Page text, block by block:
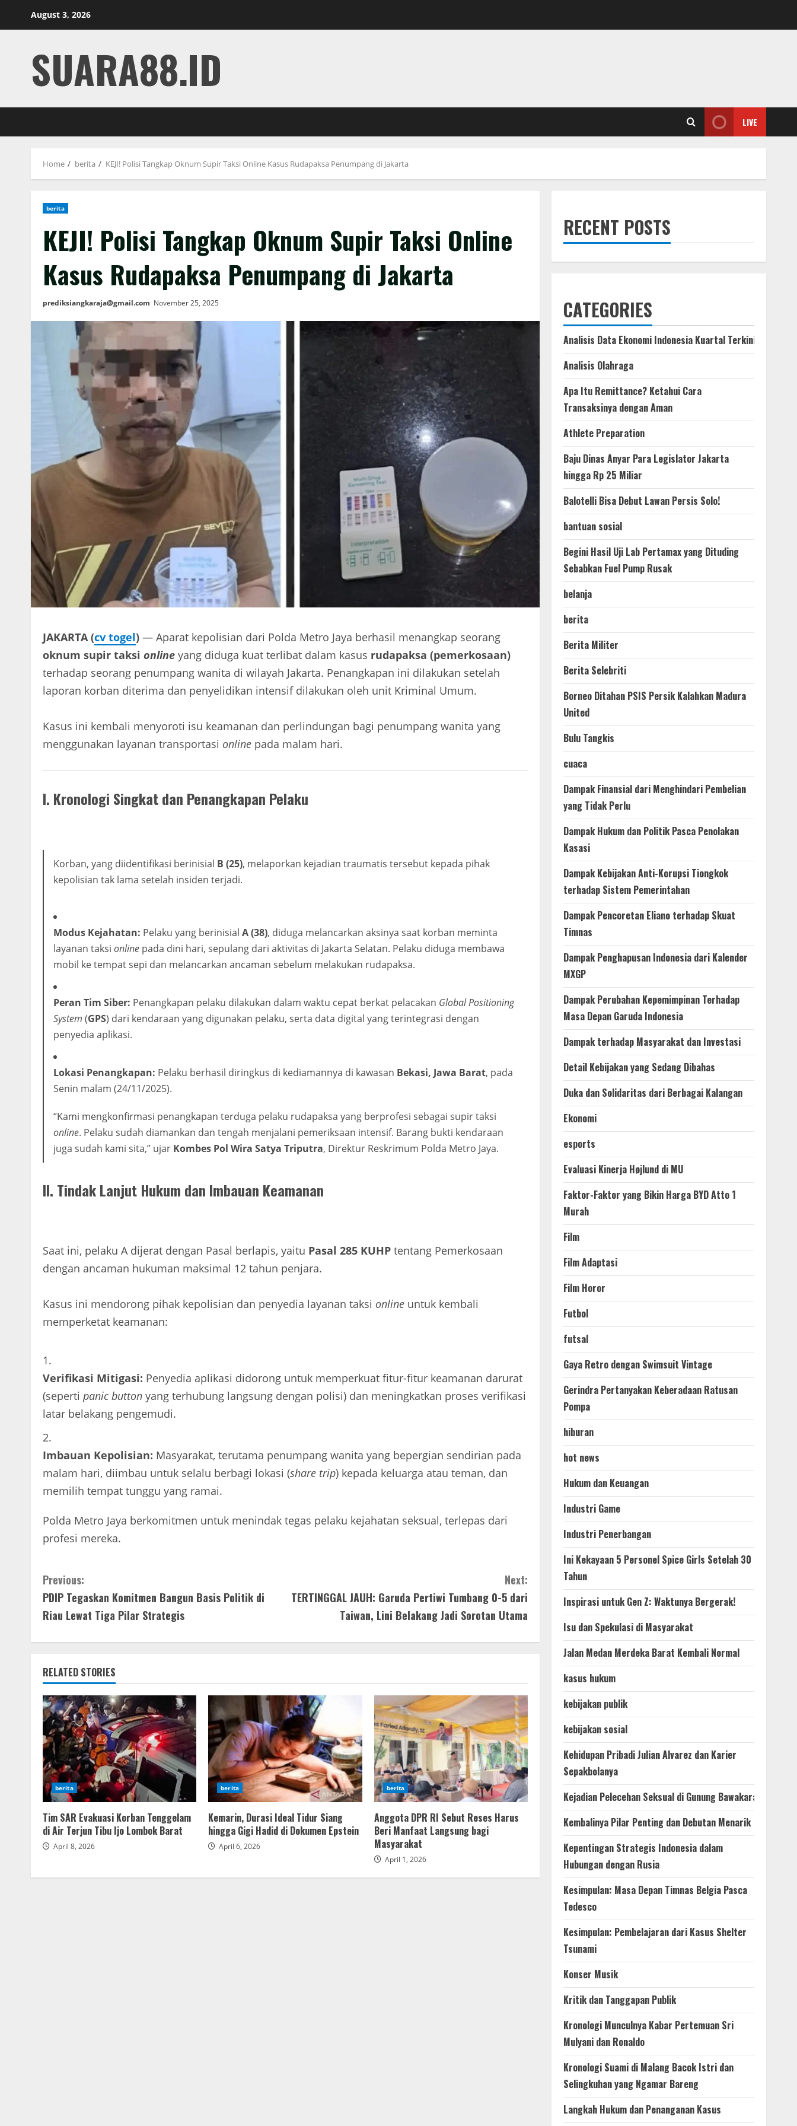
August 3, 2026
SUARA88.ID
LIVE
Home berita KEJI! Polisi Tangkap Oknum Supir Taksi Online Kasus Rudapaksa Penumpang di Jakarta
berita
KEJI! Polisi Tangkap Oknum Supir Taksi Online
Kasus Rudapaksa Penumpang di Jakarta
prediksiangkaraja@gmail.com November 25, 2025
JAKARTA (cv togel) — Aparat kepolisian dari Polda Metro Jaya berhasil menangkap seorang
oknum supir taksi online yang diduga kuat terlibat dalam kasus rudapaksa (pemerkosaan)
terhadap seorang penumpang wanita di wilayah Jakarta. Penangkapan ini dilakukan setelah
laporan korban diterima dan penyelidikan intensif dilakukan oleh unit Kriminal Umum.
Kasus ini kembali menyoroti isu keamanan dan perlindungan bagi penumpang wanita yang
menggunakan layanan transportasi online pada malam hari.
I. Kronologi Singkat dan Penangkapan Pelaku
Korban, yang diidentifikasi berinisial B (25), melaporkan kejadian traumatis tersebut kepada pihak
kepolisian tak lama setelah insiden terjadi.
Modus Kejahatan: Pelaku yang berinisialA (38), diduga melancarkan aksinya saat korban meminta
layanan taksionline pada dini hari, sepulang dari aktivitas di Jakarta Selatan. Pelaku diduga membawa
mobil ke tempat sepi dan melancarkan ancaman sebelum melakukan rudapaksa.
Peran Tim Siber: Penangkapan pelaku dilakukan dalam waktu cepat berkat pelacakan Global Positioning
System (GPS) dari kendaraan yang digunakan pelaku, serta data digital yang terintegrasi dengan
penyedia aplikasi.
Lokasi Penangkapan: Pelaku berhasil diringkus di kediamannya di kawasan Bekasi, Jawa Barat, pada
Senin malam (24/11/2025).
“Kami mengkonfirmasi penangkapan terduga pelaku rudapaksa yang berprofesi sebagai supir taksi
online. Pelaku sudah diamankan dan tengah menjalani pemeriksaan intensif. Barang bukti kendaraan
juga sudah kami sita,” ujar Kombes Pol Wira Satya Triputra, Direktur Reskrimum Polda Metro Jaya.
II. Tindak Lanjut Hukum dan Imbauan Keamanan
Saat ini, pelaku A dijerat dengan Pasal berlapis, yaitu Pasal 285 KUHP tentang Pemerkosaan
dengan ancaman hukuman maksimal 12 tahun penjara.
Kasus ini mendorong pihak kepolisian dan penyedia layanan taksi online untuk kembali
memperketat keamanan:
Verifikasi Mitigasi: Penyedia aplikasi didorong untuk memperkuat fitur-fitur keamanan darurat
(seperti panic button yang terhubung langsung dengan polisi) dan meningkatkan proses verifikasi
latar belakang pengemudi.
Imbauan Kepolisian: Masyarakat, terutama penumpang wanita yang bepergian sendirian pada
malam hari, diimbau untuk selalu berbagi lokasi (share trip) kepada keluarga atau teman, dan
memilih tempat tunggu yang ramai.
Polda Metro Jaya berkomitmen untuk menindak tegas pelaku kejahatan seksual, terlepas dari
profesi mereka.
Continue
Reading
Previous:
PDIP Tegaskan Komitmen Bangun Basis Politik di
Riau Lewat Tiga Pilar Strategis
Next:
TERTINGGAL JAUH: Garuda Pertiwi Tumbang 0-5 dari
Taiwan, Lini Belakang Jadi Sorotan Utama
RELATED STORIES
berita
Tim SAR Evakuasi Korban Tenggelam
di Air Terjun Tibu Ijo Lombok Barat
April 8, 2026
berita
Kemarin, Durasi Ideal Tidur Siang
hingga Gigi Hadid di Dokumen Epstein
April 6, 2026
berita
Anggota DPR RI Sebut Reses Harus
Beri Manfaat Langsung bagi
Masyarakat
April 1, 2026
RECENT POSTS
CATEGORIES
Analisis Data Ekonomi Indonesia Kuartal Terkini
Analisis Olahraga
Apa Itu Remittance? Ketahui Cara
Transaksinya dengan Aman
Athlete Preparation
Baju Dinas Anyar Para Legislator Jakarta
hingga Rp 25 Miliar
Balotelli Bisa Debut Lawan Persis Solo!
bantuan sosial
Begini Hasil Uji Lab Pertamax yang Dituding
Sebabkan Fuel Pump Rusak
belanja
berita
Berita Militer
Berita Selebriti
Borneo Ditahan PSIS Persik Kalahkan Madura
United
Bulu Tangkis
cuaca
Dampak Finansial dari Menghindari Pembelian
yang Tidak Perlu
Dampak Hukum dan Politik Pasca Penolakan
Kasasi
Dampak Kebijakan Anti-Korupsi Tiongkok
terhadap Sistem Pemerintahan
Dampak Pencoretan Eliano terhadap Skuat
Timnas
Dampak Penghapusan Indonesia dari Kalender
MXGP
Dampak Perubahan Kepemimpinan Terhadap
Masa Depan Garuda Indonesia
Dampak terhadap Masyarakat dan Investasi
Detail Kebijakan yang Sedang Dibahas
Duka dan Solidaritas dari Berbagai Kalangan
Ekonomi
esports
Evaluasi Kinerja Højlund di MU
Faktor-Faktor yang Bikin Harga BYD Atto 1
Murah
Film
Film Adaptasi
Film Horor
Futbol
futsal
Gaya Retro dengan Swimsuit Vintage
Gerindra Pertanyakan Keberadaan Ratusan
Pompa
hiburan
hot news
Hukum dan Keuangan
Industri Game
Industri Penerbangan
Ini Kekayaan 5 Personel Spice Girls Setelah 30
Tahun
Inspirasi untuk Gen Z: Waktunya Bergerak!
Isu dan Spekulasi di Masyarakat
Jalan Medan Merdeka Barat Kembali Normal
kasus hukum
kebijakan publik
kebijakan sosial
Kehidupan Pribadi Julian Alvarez dan Karier
Sepakbolanya
Kejadian Pelecehan Seksual di Gunung Bawakaraeng
Kembalinya Pilar Penting dan Debutan Menarik
Kepentingan Strategis Indonesia dalam
Hubungan dengan Rusia
Kesimpulan: Masa Depan Timnas Belgia Pasca
Tedesco
Kesimpulan: Pembelajaran dari Kasus Shelter
Tsunami
Konser Musik
Kritik dan Tanggapan Publik
Kronologi Munculnya Kabar Pertemuan Sri
Mulyani dan Ronaldo
Kronologi Suami di Malang Bacok Istri dan
Selingkuhan yang Ngamar Bareng
Langkah Hukum dan Penanganan Kasus